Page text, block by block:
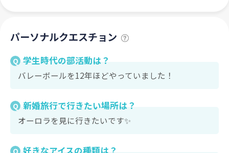
パーソナルクエスチョン
Q 学生時代の部活動は？
バレーボールを12年ほどやっていました！
Q 新婚旅行で行きたい場所は？
オーロラを見に行きたいです✨
Q 好きなアイスの種類は？